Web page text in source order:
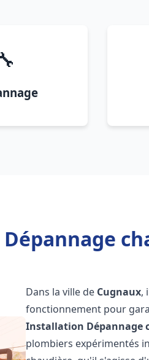
Dans la ville de Cugnaux,
fonctionnement pour
Installation Dépannage
plombiers expérimentés